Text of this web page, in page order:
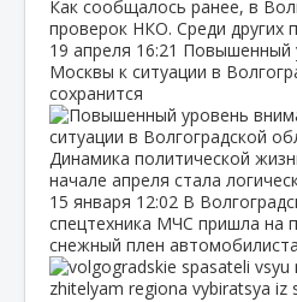
Как сообщалось ранее, в
проверок НКО. Среди других
19 апреля 16:21 Повышенный
Москвы к ситуации в
сохранится
Динамика политической
начале апреля стала
15 января 12:02 В
спецтехника МЧС пришла
снежный плен